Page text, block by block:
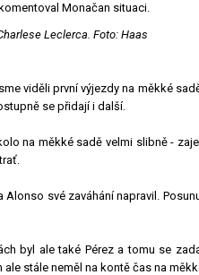
komentoval Monačan situaci.
Leclerca. Foto: Haas
viděli první výjezdy na měkké
se přidají i další.
na měkké sadě velmi slibně -
Alonso své zaváhání napravil.
byl ale také Pérez a tomu se
ale stále neměl na kontě čas na